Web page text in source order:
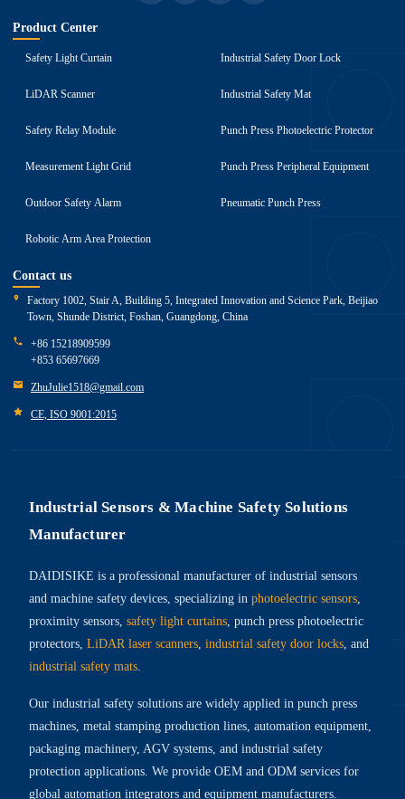
Product Center
Safety Light Curtain
LiDAR Scanner
Safety Relay Module
Measurement Light Grid
Outdoor Safety Alarm
Robotic Arm Area Protection
Industrial Safety Door Lock
Industrial Safety Mat
Punch Press Photoelectric Protector
Punch Press Peripheral Equipment
Pneumatic Punch Press
Contact us
Factory 1002, Stair A, Building 5, Integrated Innovation and Science Park, Beijiao
Town, Shunde District, Foshan, Guangdong, China
+86 15218909599
+853 65697669
ZhuJulie1518@gmail.com
CE, ISO 9001:2015
Industrial Sensors & Machine Safety Solutions
Manufacturer
DAIDISIKE is a professional manufacturer of industrial sensors
and machine safety devices, specializing in photoelectric sensors,
proximity sensors, safety light curtains, punch press photoelectric
protectors, LiDAR laser scanners, industrial safety door locks, and
industrial safety mats.
Our industrial safety solutions are widely applied in punch press
machines, metal stamping production lines, automation equipment,
packaging machinery, AGV systems, and industrial safety
protection applications. We provide OEM and ODM services for
global automation integrators and equipment manufacturers.